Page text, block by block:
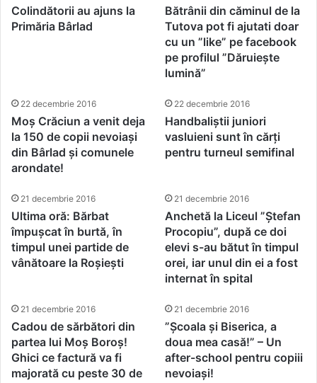
Colindătorii au ajuns la
Primăria Bârlad
Bătrânii din căminul de la
Tutova pot fi ajutati doar
cu un ”like” pe facebook
pe profilul ”Dăruiește
lumină”
22 decembrie 2016
Moș Crăciun a venit deja
la 150 de copii nevoiași
din Bârlad și comunele
arondate!
22 decembrie 2016
Handbaliștii juniori
vasluieni sunt în cărți
pentru turneul semifinal
21 decembrie 2016
Ultima oră: Bărbat
împușcat în burtă, în
timpul unei partide de
vânătoare la Roșiești
21 decembrie 2016
Anchetă la Liceul ”Ștefan
Procopiu”, după ce doi
elevi s-au bătut în timpul
orei, iar unul din ei a fost
internat în spital
21 decembrie 2016
Cadou de sărbători din
partea lui Moș Boroș!
Ghici ce factură va fi
majorată cu peste 30 de
21 decembrie 2016
”Școala și Biserica, a
doua mea casă!” – Un
after-school pentru copiii
nevoiași!